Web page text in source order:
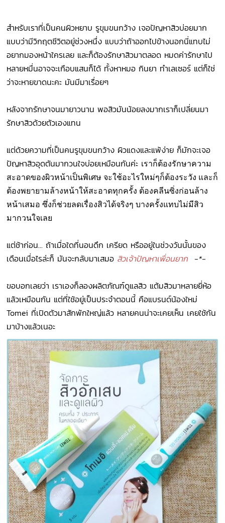
สำหรับเราที่เป็นคนผิวหยาบ รูขุมขนกว้าง เจอปัญหาสิวบ่อยมาก
แบบว่ามีวิกฤตชีวิตอยู่ช่วงหนึ่ง แบบว่าถ้าออกไปข้างนอกนี่แทบไม่
อยากมองหน้าใครเลย และก็ต้องรักษาสิวมาตลอด หมดค่ารักษาไป
หลายหมื่นอาจจะเกือบแสนก็ได้ ทั้งหาหมอ กินยา ทำเลเซอร์ แต่ก็ใช่
ว่าจะหายขาดนะคะ มันมีมาเรื่อยๆ
หลังจากรักษาจนมายาวนาน พอสิวมันน้อยลงมากเราก็เปลี่ยนมา
รักษาสิวด้วยตัวเองแทน
แต่ด้วยความที่เป็นคนรูขุมขนกว้าง ผิวแดงและแพ้ง่าย ก็มักจะเจอ
ปัญหาสิวอุดตันมากวนใจบ่อยเหมือนกันค่ะ เราก็ต้องรักษาความ
สะอาดของผิวหน้าเป็นพิเศษ จะใช้อะไรใหม่ๆก็ต้องระวัง และก็
ต้องพยายามล้างหน้าให้สะอาดทุกครั้ง ต้องคลีนซิ่งก่อนล้าง
หน้าเสมอ ซึ่งก็ช่วยลดเรื่องสิวได้จริงๆ บางครั้งแทบไม่มีสิว
มากวนใจเลย
แต่ช้าก่อน... ถ้าเมื่อใดที่นอนดึก เครียด หรืออยู่ในช่วงวันนั้นของ
เดือนเมื่อไรล่ะก็ มันจะกลับมาเสมอ สิวเจ้าปัญหาเพื่อนยาก -*-
ขอบอกเลยว่า เราเองก็ลองผลิตภัณฑ์ดูแลสิว แต้มสิวมาหลายยี่ห้อ
แล้วเหมือนกัน แต่ที่ใช้อยู่เป็นประจำตอนนี้ คือแบรนด์น้องใหม่
Tomei ที่เปิดตัวมาสักพักใหญ่แล้ว หลายคนน่าจะเคยเห็น เคยใช้กัน
มาบ้างแล้วเนอะ